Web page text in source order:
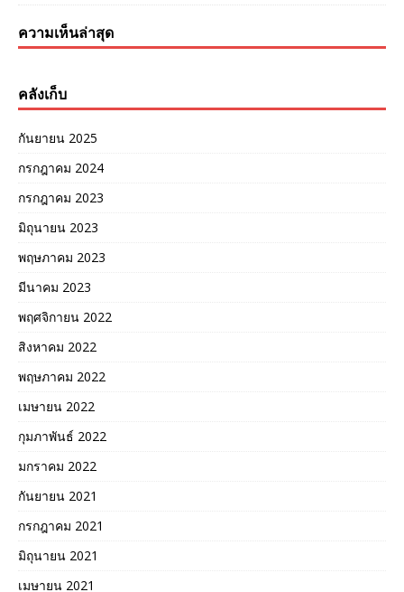
ความเห็นล่าสุด
คลังเก็บ
กันยายน 2025
กรกฎาคม 2024
กรกฎาคม 2023
มิถุนายน 2023
พฤษภาคม 2023
มีนาคม 2023
พฤศจิกายน 2022
สิงหาคม 2022
พฤษภาคม 2022
เมษายน 2022
กุมภาพันธ์ 2022
มกราคม 2022
กันยายน 2021
กรกฎาคม 2021
มิถุนายน 2021
เมษายน 2021